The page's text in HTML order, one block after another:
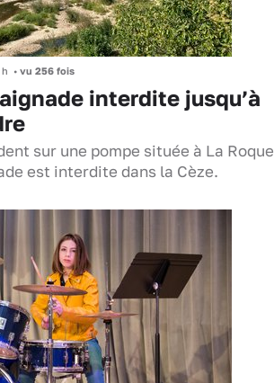
h • vu 256 fois
interdite jusqu’à
sur une pompe située à La
est interdite dans la Cèze.